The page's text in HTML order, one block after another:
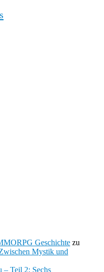
Geschichte zu
Mystik und
– Teil 2: Sechs